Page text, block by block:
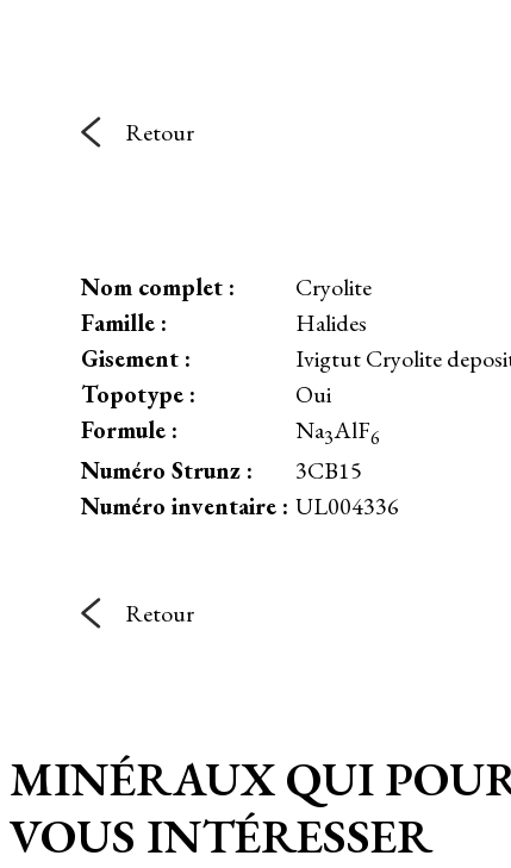
Retour
Nom complet :
Cryolite
Famille :
Halides
Gisement :
Ivigtut Cryolite
Topotype :
Oui
Formule :
Na3AlF6
Numéro Strunz :
3CB15
Numéro inventaire : UL004336
Retour
MINÉRAUX QUI
VOUS INTÉRESSER